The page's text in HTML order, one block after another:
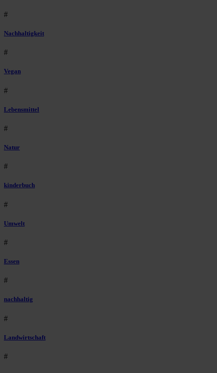
#
Nachhaltigkeit
#
Vegan
#
Lebensmittel
#
Natur
#
kinderbuch
#
Umwelt
#
Essen
#
nachhaltig
#
Landwirtschaft
#